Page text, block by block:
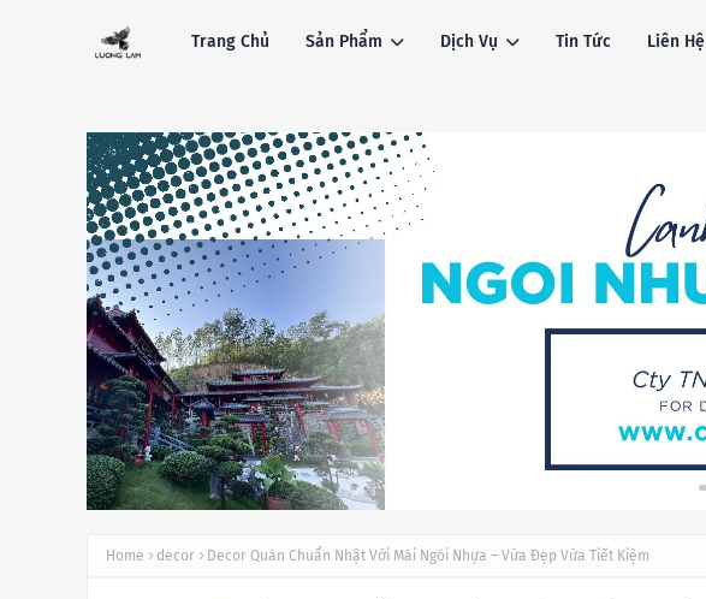
Trang Chủ Sản Phẩm Dịch Vụ Tin Tức Liên Hệ
Home decor Decor Quán Chuẩn Nhật Với Mái Ngói Nhựa – Vừa Đẹp Vừa Tiết Kiệm